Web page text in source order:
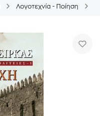
Λογοτεχνία - Ποίηση